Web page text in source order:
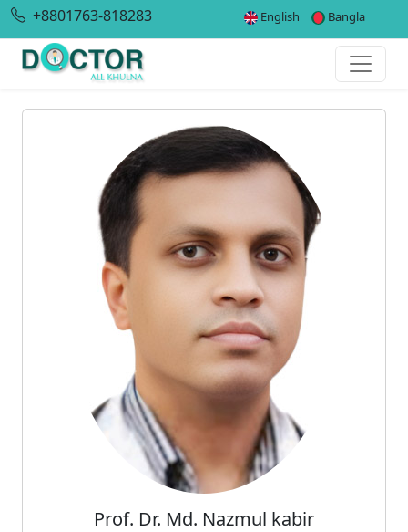
+8801763-818283 English Bangla
Prof. Dr. Md. Nazmul kabir